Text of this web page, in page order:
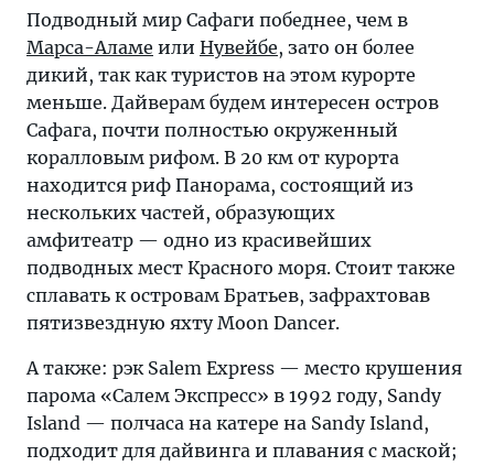
Подводный мир Сафаги победнее, чем в
Марса-Аламе или Нувейбе, зато он более
дикий, так как туристов на этом курорте
меньше. Дайверам будем интересен остров
Сафага, почти полностью окруженный
коралловым рифом. В 20 км от курорта
находится риф Панорама, состоящий из
нескольких частей, образующих
амфитеатр — одно из красивейших
подводных мест Красного моря. Стоит также
сплавать к островам Братьев, зафрахтовав
пятизвездную яхту Moon Dancer.
А также: рэк Salem Express — место крушения
парома «Салем Экспресс» в 1992 году, Sandy
Island — полчаса на катере на Sandy Island,
подходит для дайвинга и плавания с маской;